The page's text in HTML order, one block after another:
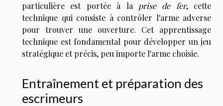
particulière est portée à la
prise de fer, cette
technique qui consiste à contrôler l'arme adverse
pour trouver une ouverture. Cet apprentissage
technique est fondamental pour développer un jeu
stratégique et précis, peu importe l'arme choisie.
Entraînement et préparation des
escrimeurs